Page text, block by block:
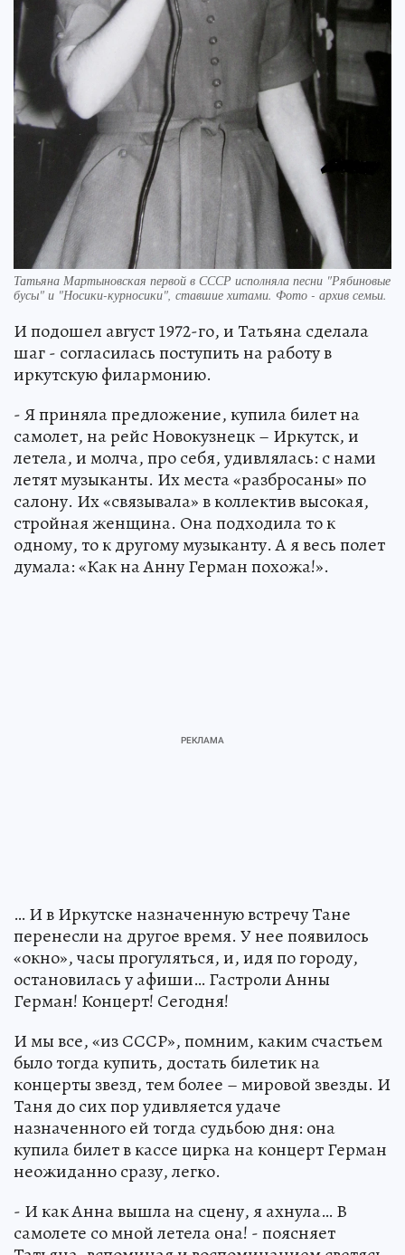
Татьяна Мартыновская первой в СССР исполняла песни "Рябиновые
бусы" и "Носики-курносики", ставшие хитами. Фото - архив семьи.
И подошел август 1972-го, и Татьяна сделала
шаг - согласилась поступить на работу в
иркутскую филармонию.
- Я приняла предложение, купила билет на
самолет, на рейс Новокузнецк – Иркутск, и
летела, и молча, про себя, удивлялась: с нами
летят музыканты. Их места «разбросаны» по
салону. Их «связывала» в коллектив высокая,
стройная женщина. Она подходила то к
одному, то к другому музыканту. А я весь полет
думала: «Как на Анну Герман похожа!».
… И в Иркутске назначенную встречу Тане
перенесли на другое время. У нее появилось
«окно», часы прогуляться, и, идя по городу,
остановилась у афиши… Гастроли Анны
Герман! Концерт! Сегодня!
И мы все, «из СССР», помним, каким счастьем
было тогда купить, достать билетик на
концерты звезд, тем более – мировой звезды. И
Таня до сих пор удивляется удаче
назначенного ей тогда судьбою дня: она
купила билет в кассе цирка на концерт Герман
неожиданно сразу, легко.
- И как Анна вышла на сцену, я ахнула… В
самолете со мной летела она! - поясняет